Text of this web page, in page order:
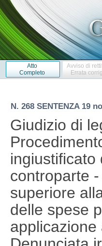
Atto
Completo
Avviso di
Errata
N. 268 SENTENZA 19
Giudizio di
ingiustificato
controparte
superiore
delle spese